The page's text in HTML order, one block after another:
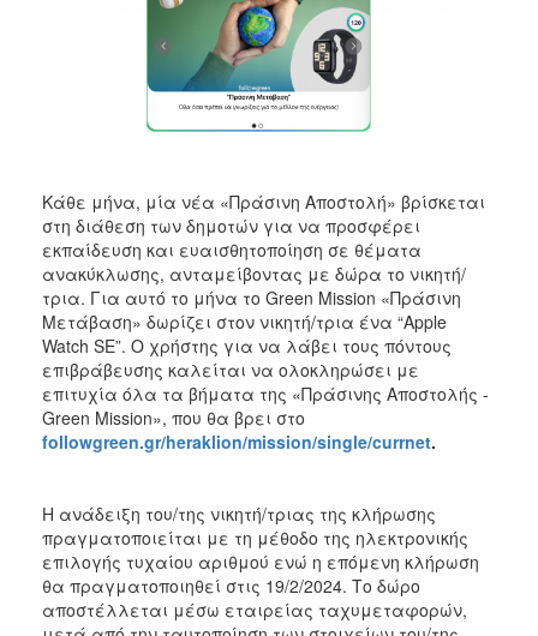
ΤΟΠΟΣ
ΠΟΛΙΤΙΣΜΟΣ
ΑΝΘΕΚΤΙΚΗ
ΠΟΛΗ
Κάθε μήνα, μία νέα «Πράσινη Αποστολή» βρίσκεται
στη διάθεση των δημοτών για να προσφέρει
εκπαίδευση και ευαισθητοποίηση σε θέματα
ανακύκλωσης, ανταμείβοντας με δώρα το νικητή/
τρια. Για αυτό το μήνα το Green Mission «Πράσινη
Μετάβαση» δωρίζει στον νικητή/τρια ένα “Apple
Watch SE”. Ο χρήστης για να λάβει τους πόντους
επιβράβευσης καλείται να ολοκληρώσει με
επιτυχία όλα τα βήματα της «Πράσινης Αποστολής -
Green Mission», που θα βρει στο
followgreen.gr/heraklion/mission/single/currnet.
Η ανάδειξη του/της νικητή/τριας της κλήρωσης
πραγματοποιείται με τη μέθοδο της ηλεκτρονικής
επιλογής τυχαίου αριθμού ενώ η επόμενη κλήρωση
θα πραγματοποιηθεί στις 19/2/2024. Το δώρο
αποστέλλεται μέσω εταιρείας ταχυμεταφορών,